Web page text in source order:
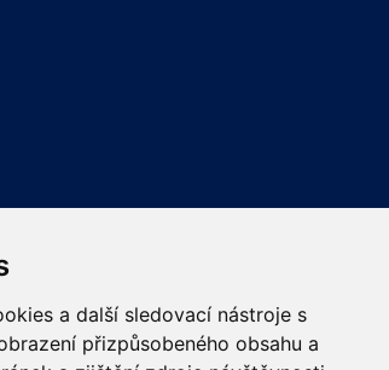
a další sledovací nástroje s
přizpůsobeného obsahu a